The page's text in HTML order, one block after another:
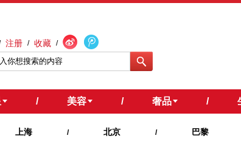
注册 / 收藏 /
/ 美容 / 奢品 /
上海 / 北京 / 巴黎